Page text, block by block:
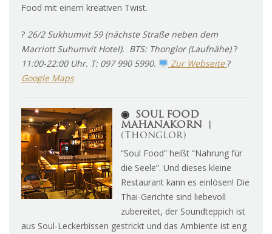
Food mit einem kreativen Twist.
? 26/2 Sukhumvit 59 (nächste Straße neben dem
Marriott Suhumvit Hotel). BTS: Thonglor (Laufnähe)?
11:00-22:00 Uhr. T: 097 990 5990.
Zur Webseite?
Google Maps
◉ SOUL FOOD
MAHANAKORN ︱
(Thonglor)
“Soul Food” heißt “Nahrung für
die Seele”. Und dieses kleine
Restaurant kann es einlösen! Die
Thai-Gerichte sind liebevoll
zubereitet, der Soundteppich ist
aus Soul-Leckerbissen gestrickt und das Ambiente ist eng